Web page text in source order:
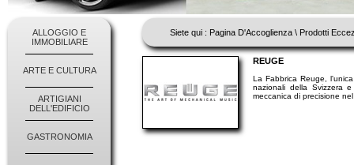
ALLOGGIO E
IMMOBILIARE
ARTE E CULTURA
ARTIGIANI
DELL'EDIFICIO
GASTRONOMIA
Siete qui : Pagina D'Accoglienza \ Prodotti
REUGE
La Fabbrica Reuge,
nazionali della Svizzera
meccanica di precisione